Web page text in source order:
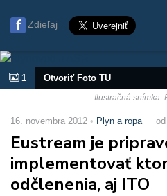
Zdieľaj
1 Otvoriť Foto TU
Ilustračná snímka:
16. novembra 2012 Plyn a ropa
Eustream je
implementovať
odčlenenia, aj ITO